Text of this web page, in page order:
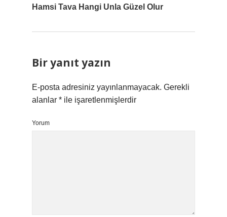
Hamsi Tava Hangi Unla Güzel Olur
Bir yanıt yazın
E-posta adresiniz yayınlanmayacak. Gerekli
alanlar * ile işaretlenmişlerdir
Yorum